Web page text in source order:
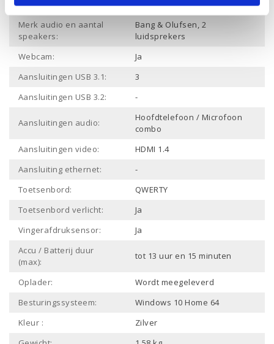
Bluetooth:
Merk audio en aantal
speakers:
Bang & Olufsen, 2
luidsprekers
Webcam:
Ja
Aansluitingen USB 3.1:
3
Aansluitingen USB 3.2:
-
Aansluitingen audio:
Hoofdtelefoon / Microfoon
combo
Aansluitingen video:
HDMI 1.4
Aansluiting ethernet:
-
Toetsenbord:
QWERTY
Toetsenbord verlicht:
Ja
Vingerafdruksensor:
Ja
Accu / Batterij duur
(max):
tot 13 uur en 15 minuten
Oplader:
Wordt meegeleverd
Besturingssysteem:
Windows 10 Home 64
Kleur :
Zilver